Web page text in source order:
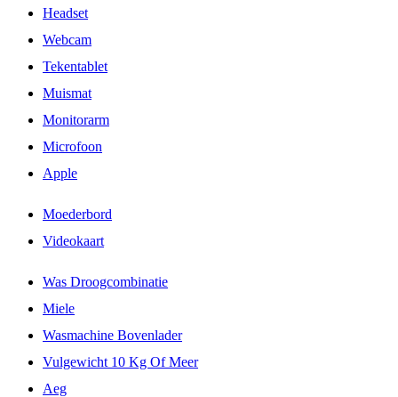
Headset
Webcam
Tekentablet
Muismat
Monitorarm
Microfoon
Apple
Moederbord
Videokaart
Was Droogcombinatie
Miele
Wasmachine Bovenlader
Vulgewicht 10 Kg Of Meer
Aeg